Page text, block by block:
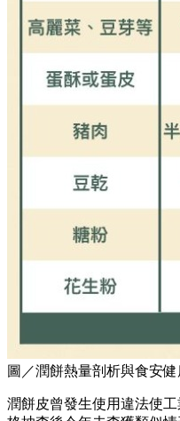
圖／潤餅熱量剖析與食安健
潤餅皮曾發生使用違法使